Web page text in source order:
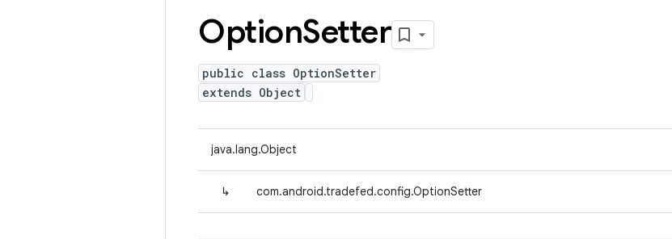
OptionSetter
public class OptionSetter
extends Object
java.lang.Object
↳ com.android.tradefed.config.OptionSetter